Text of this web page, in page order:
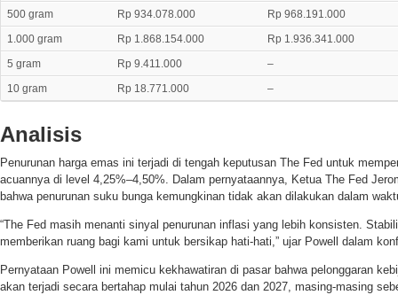
500 gram
Rp 934.078.000
Rp 968.191.000
1.000 gram
Rp 1.868.154.000
Rp 1.936.341.000
5 gram
Rp 9.411.000
–
10 gram
Rp 18.771.000 –
Analisis
Penurunan harga emas ini terjadi di tengah keputusan The Fed untuk
acuannya di level 4,25%–4,50%. Dalam pernyataannya, Ketua The Fed
bahwa penurunan suku bunga kemungkinan tidak akan dilakukan dalam
“The Fed masih menanti sinyal penurunan inflasi yang lebih konsisten.
memberikan ruang bagi kami untuk bersikap hati-hati,” ujar Powell dalam
Pernyataan Powell ini memicu kekhawatiran di pasar bahwa pelonggaran
akan terjadi secara bertahap mulai tahun 2026 dan 2027, masing-masing